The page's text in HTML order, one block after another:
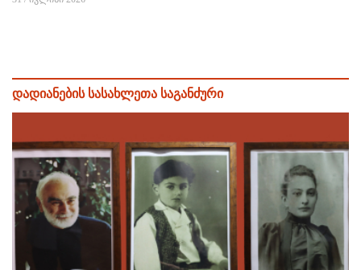
დადიანების სასახლეთა საგანძური